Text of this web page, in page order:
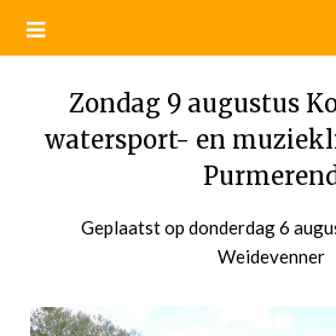
Zondag 9 augustus
watersport- en
Geplaatst op donderdag 6
Weidevenner